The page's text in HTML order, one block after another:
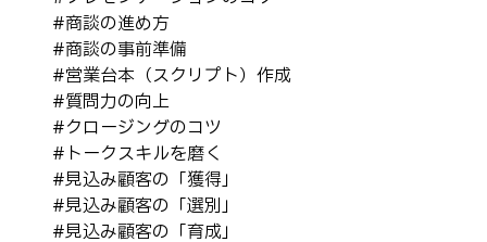
#商談の進め方
#商談の事前準備
#営業台本（スクリプト）作成
#質問力の向上
#クロージングのコツ
# トークスキルを磨く
#見込み顧客の「獲得」
#見込み顧客の「選別」
#見込み顧客の「育成」